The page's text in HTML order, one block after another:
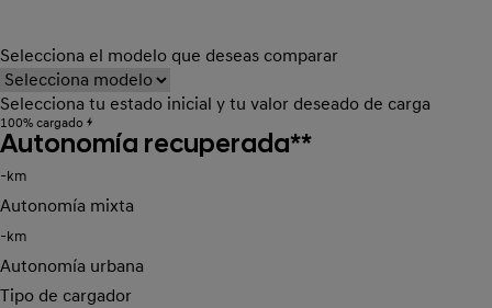
Selecciona el modelo que deseas comparar
Selecciona tu estado inicial y tu valor deseado de carga
100% cargado
Autonomía recuperada**
-km
Autonomía mixta
-km
Autonomía urbana
Tipo de cargador